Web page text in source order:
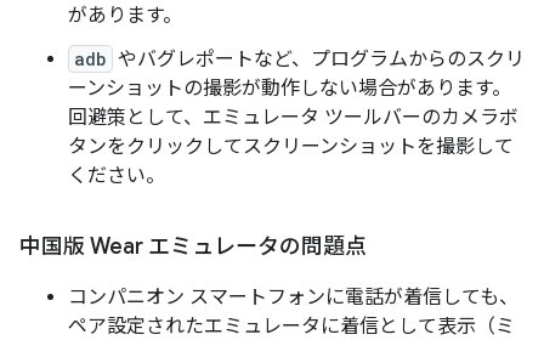
があります。
adb やバグレポートなど、プログラムからのスクリ
ーンショットの撮影が動作しない場合があります。
回避策として、エミュレータ ツールバーのカメラボ
タンをクリックしてスクリーンショットを撮影して
ください。
中国版 Wear エミュレータの問題点
コンパニオン スマートフォンに電話が着信しても、
ペア設定されたエミュレータに着信として表示（ミ